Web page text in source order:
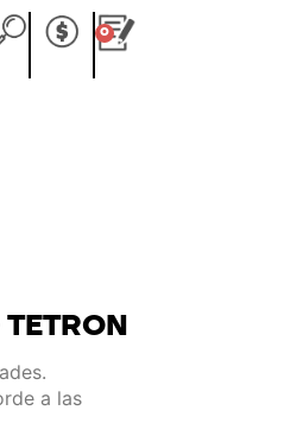
0
Carrito
a las